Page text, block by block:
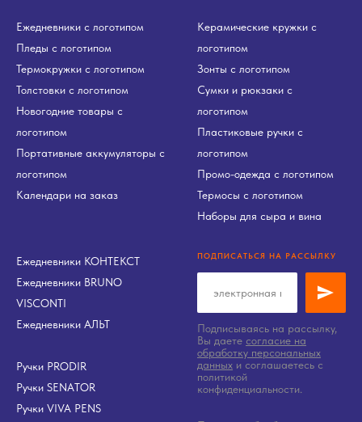
Ежедневники с логотипом
Пледы с логотипом
Термокружки с логотипом
Толстовки с логотипом
Новогодние товары с
логотипом
Портативные аккумуляторы с
логотипом
Календари на заказ
Керамические кружки с
логотипом
Зонты с логотипом
Сумки и рюкзаки с
логотипом
Пластиковые ручки с
логотипом
Промо-одежда с логотипом
Термосы с логотипом
Наборы для сыра и вина
Ежедневники КОНТЕКСТ
Ежедневники BRUNO
VISCONTI
Ежедневники АЛЬТ
Ручки PRODIR
Ручки SENATOR
Ручки VIVA PENS
ПОДПИСАТЬСЯ НА РАССЫЛКУ
Подписываясь на рассылку,
Вы даете согласие на
обработку персональных
данных и соглашаетесь c
политикой
конфиденциальности.